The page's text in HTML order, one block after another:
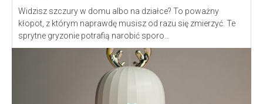
Widzisz szczury w domu albo na działce? To poważny
kłopot, z którym naprawdę musisz od razu się zmierzyć. Te
sprytne gryzonie potrafią narobić sporo...